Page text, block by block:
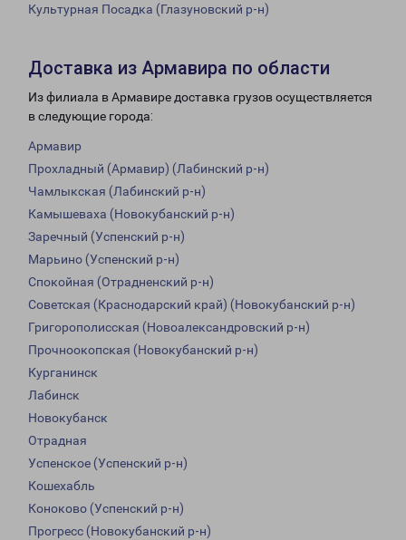
Культурная Посадка (Глазуновский р-н)
Доставка из Армавира по области
Из филиала в Армавире доставка грузов осуществляется
в следующие города:
Армавир
Прохладный (Армавир) (Лабинский р-н)
Чамлыкская (Лабинский р-н)
Камышеваха (Новокубанский р-н)
Заречный (Успенский р-н)
Марьино (Успенский р-н)
Спокойная (Отрадненский р-н)
Советская (Краснодарский край) (Новокубанский р-н)
Григорополисская (Новоалександровский р-н)
Прочноокопская (Новокубанский р-н)
Курганинск
Лабинск
Новокубанск
Отрадная
Успенское (Успенский р-н)
Кошехабль
Коноково (Успенский р-н)
Прогресс (Новокубанский р-н)